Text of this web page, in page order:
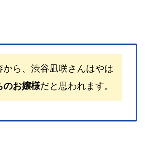
から、渋谷凪咲さんはやは
のお嬢様だと思われます。